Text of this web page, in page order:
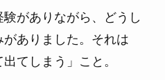
がありながら、どうし
ありました。それは
てしまう」こと。